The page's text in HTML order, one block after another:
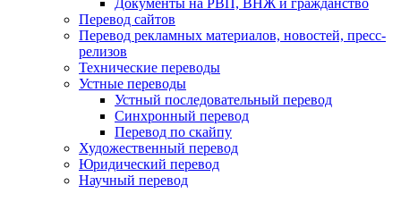
Документы на РВП, ВНЖ и гражданство
Перевод сайтов
Перевод рекламных материалов, новостей, пресс-
релизов
Технические переводы
Устные переводы
Устный последовательный перевод
Синхронный перевод
Перевод по скайпу
Художественный перевод
Юридический перевод
Научный перевод